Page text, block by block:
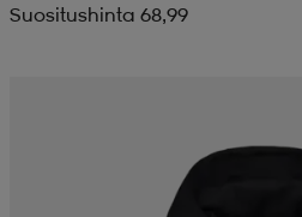
Suositushinta 68,99